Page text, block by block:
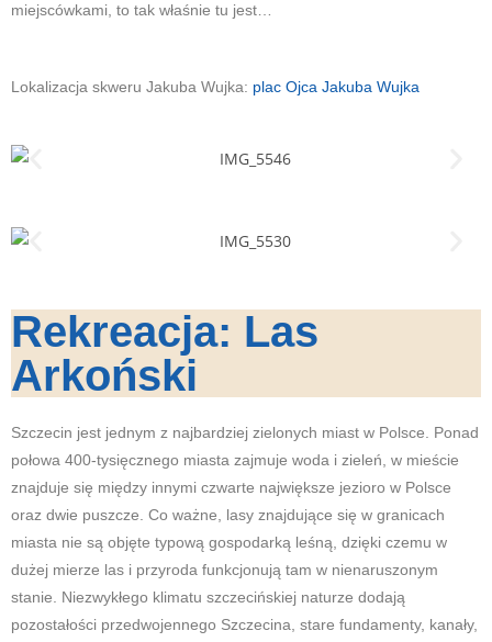
miejscówkami, to tak właśnie tu jest…
Lokalizacja skweru Jakuba Wujka: plac Ojca Jakuba Wujka
Rekreacja: Las
Arkoński
Szczecin jest jednym z najbardziej zielonych miast w Polsce. Ponad
połowa 400-tysięcznego miasta zajmuje woda i zieleń, w mieście
znajduje się między innymi czwarte największe jezioro w Polsce
oraz dwie puszcze. Co ważne, lasy znajdujące się w granicach
miasta nie są objęte typową gospodarką leśną, dzięki czemu w
dużej mierze las i przyroda funkcjonują tam w nienaruszonym
stanie. Niezwykłego klimatu szczecińskiej naturze dodają
pozostałości przedwojennego Szczecina, stare fundamenty, kanały,